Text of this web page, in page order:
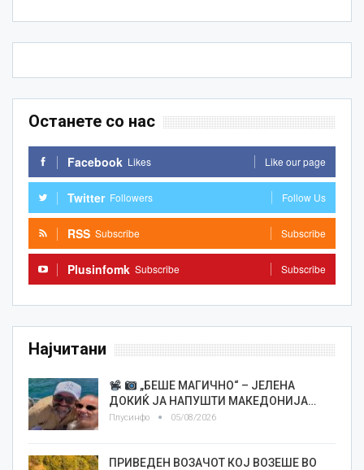
Останете со нас
Facebook Likes Like our page
Twitter Followers Follow Us
RSS Subscribe Subscribe
Plusinfomk Subscribe Subscribe
Најчитани
„БЕШЕ МАГИЧНО“ – ЈЕЛЕНА
ДОКИЌ ЈА НАПУШТИ МАКЕДОНИЈА…
Плусинфо 05/08/2026
ПРИВЕДЕН ВОЗАЧОТ КОЈ ВОЗЕШЕ ВО